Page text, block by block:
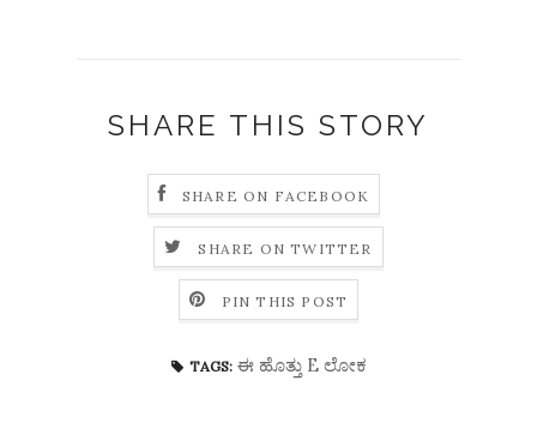
SHARE THIS STORY
SHARE ON FACEBOOK
SHARE ON TWITTER
PIN THIS POST
TAGS: ಈ ಹೊತ್ತು E ಲೋಕ